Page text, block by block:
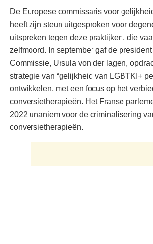
De Europese commissaris voor
heeft zijn steun uitgesproken voor
uitspreken tegen deze praktijken, die
zelfmoord. In september gaf de
Commissie, Ursula von der lagen,
strategie van “gelijkheid van LGBTKI+
ontwikkelen, met een focus op het
conversietherapieën. Het Franse
2022 unaniem voor de criminalisering
conversietherapieën.